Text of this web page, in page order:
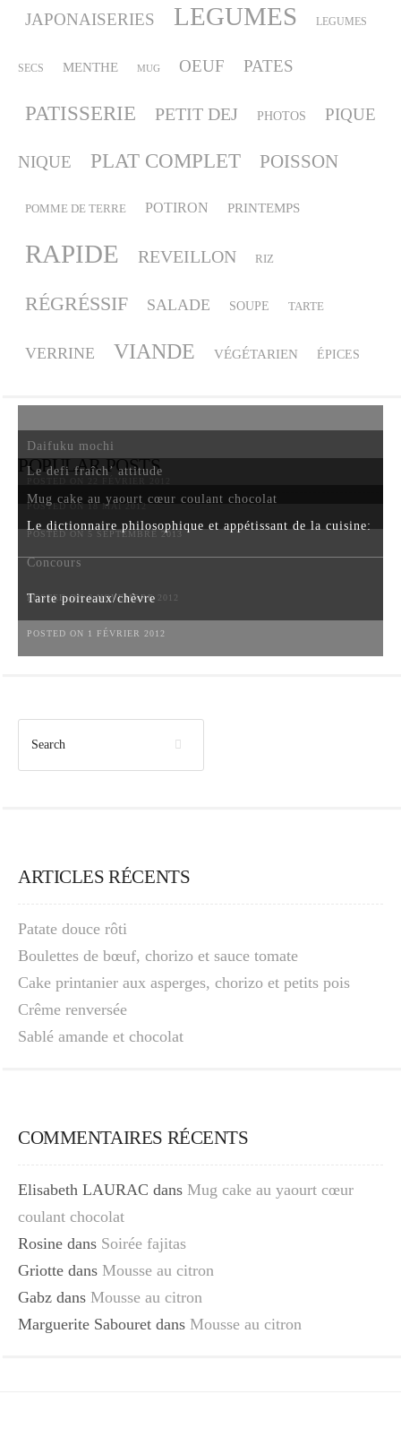
JAPONAISERIES LEGUMES LEGUMES
SECS MENTHE MUG OEUF PATES
PATISSERIE PETIT DEJ PHOTOS PIQUE
NIQUE PLAT COMPLET POISSON
POMME DE TERRE POTIRON PRINTEMPS
RAPIDE REVEILLON RIZ
RÉGRÉSSIF SALADE SOUPE TARTE
VERRINE VIANDE VÉGÉTARIEN ÉPICES
POPULAR POSTS
Daifuku mochi
Le defi fraîch’ attitude
POSTED ON 18 MAI 2012
Mug cake au yaourt cœur coulant chocolat
POSTED ON 5 SEPTEMBRE 2013
Le dictionnaire philosophique et appétissant de la cuisine:
Concours
POSTED ON 6 NOVEMBRE 2012
Tarte poireaux/chèvre
POSTED ON 1 FÉVRIER 2012
ARTICLES RÉCENTS
Patate douce rôti
Boulettes de bœuf, chorizo et sauce tomate
Cake printanier aux asperges, chorizo et petits pois
Crême renversée
Sablé amande et chocolat
COMMENTAIRES RÉCENTS
Elisabeth LAURAC dans Mug cake au yaourt cœur
coulant chocolat
Rosine dans Soirée fajitas
Griotte dans Mousse au citron
Gabz dans Mousse au citron
Marguerite Sabouret dans Mousse au citron